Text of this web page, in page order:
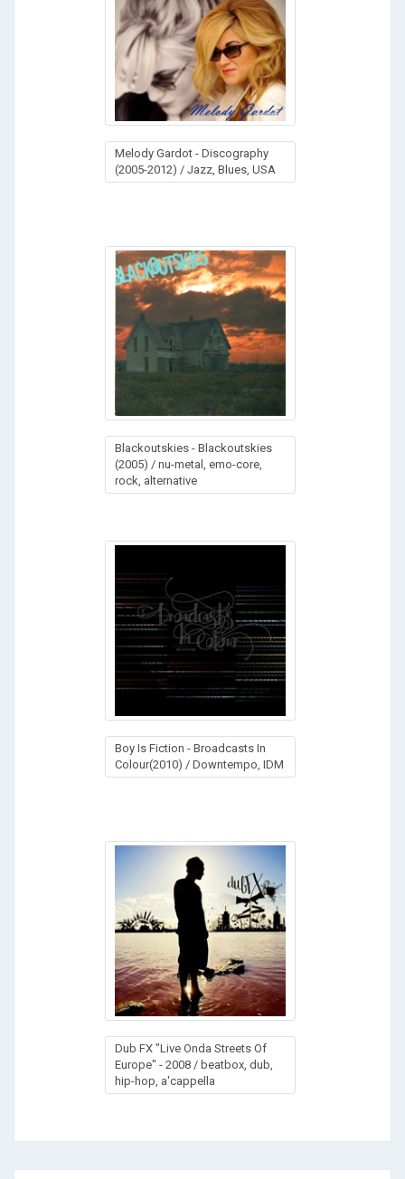
Melody Gardot - Discography
(2005-2012) / Jazz, Blues, USA
Blackoutskies - Blackoutskies
(2005) / nu-metal, emo-core,
rock, alternative
Boy Is Fiction - Broadcasts In
Colour(2010) / Downtempo, IDM
Dub FX "Live Onda Streets Of
Europe" - 2008 / beatbox, dub,
hip-hop, a'cappella